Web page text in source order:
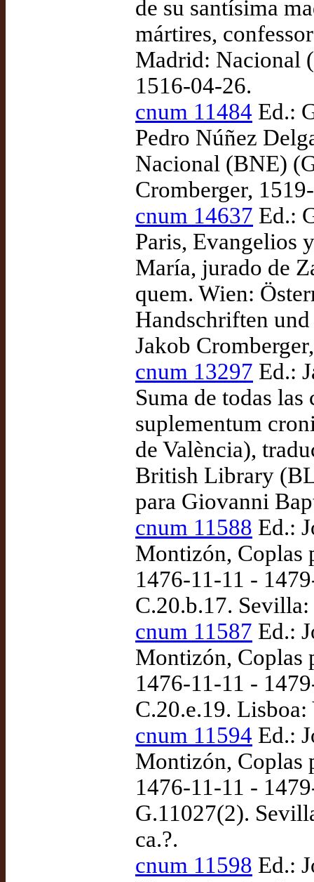
de su santísima
mártires,
Madrid: Nacional
1516-04-26.
cnum 11484 Ed.:
Pedro Núñez
Nacional (BNE)
Cromberger,
cnum 14637 Ed.:
Paris, Evangelios
María, jurado de
quem. Wien:
Handschriften
Jakob
cnum 13297 Ed.:
Suma de todas
suplementum
de València),
British Library
para Giovanni
cnum 11588 Ed.:
Montizón, Coplas
1476-11-11 -
C.20.b.17.
cnum 11587 Ed.:
Montizón, Coplas
1476-11-11 -
C.20.e.19.
cnum 11594 Ed.:
Montizón, Coplas
1476-11-11 -
G.11027(2).
ca.?.
cnum 11598 Ed.: